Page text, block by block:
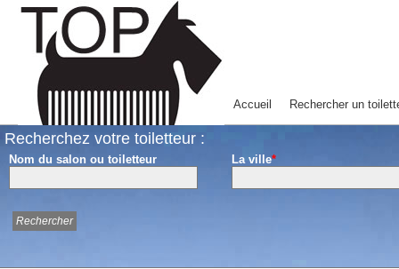
Accueil Rechercher un
Recherchez votre toiletteur :
Nom du salon ou toiletteur La ville*